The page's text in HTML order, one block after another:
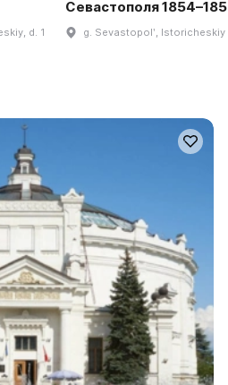
d. 1
Севастополя
g. Sevastopolʹ, Istoricheskiy